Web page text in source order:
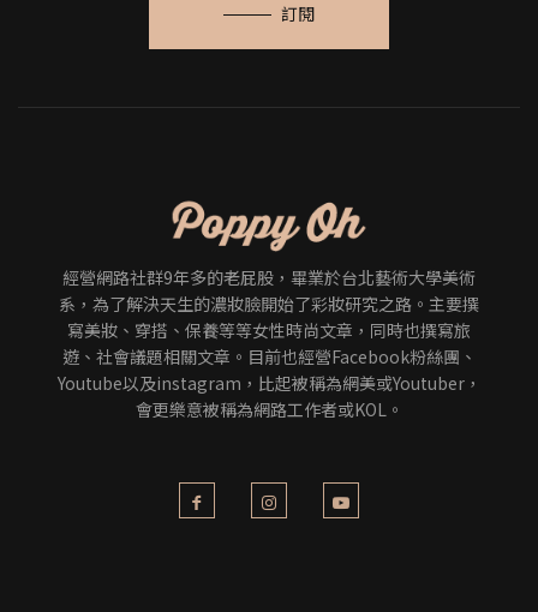
訂閱
經營網路社群9年多的老屁股，畢業於台北藝術大學美術
系，為了解決天生的濃妝臉開始了彩妝研究之路。主要撰
寫美妝、穿搭、保養等等女性時尚文章，同時也撰寫旅
遊、社會議題相關文章。目前也經營Facebook粉絲團、
Youtube以及instagram，比起被稱為網美或Youtuber，
會更樂意被稱為網路工作者或KOL。